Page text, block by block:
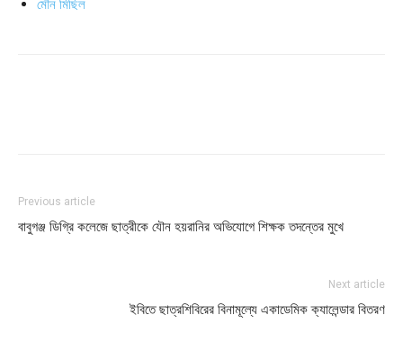
মৌন মিছিল
Previous article
বাবুগঞ্জ ডিগ্রি কলেজে ছাত্রীকে যৌন হয়রানির অভিযোগে শিক্ষক তদন্তের মুখে
Next article
ইবিতে ছাত্রশিবিরের বিনামূল্যে একাডেমিক ক্যালেন্ডার বিতরণ